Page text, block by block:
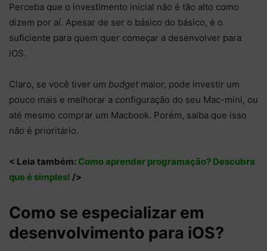
Perceba que o investimento inicial não é tão alto como
dizem por aí. Apesar de ser o básico do básico, é o
suficiente para quem quer começar a desenvolver para
iOS.
Claro, se você tiver um budget maior, pode investir um
pouco mais e melhorar a configuração do seu Mac-mini, ou
até mesmo comprar um Macbook. Porém, saiba que isso
não é prioritário.
< Leia também: Como aprender programação? Descubra
que é simples! />
Como se especializar em
desenvolvimento para iOS?